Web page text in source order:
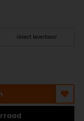
direct leverbaar